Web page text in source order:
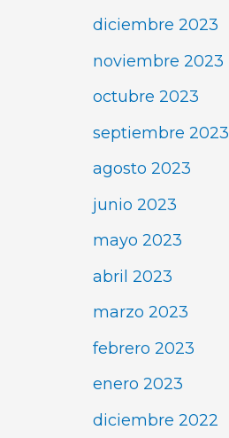
diciembre 2023
noviembre 2023
octubre 2023
septiembre 2023
agosto 2023
junio 2023
mayo 2023
abril 2023
marzo 2023
febrero 2023
enero 2023
diciembre 2022